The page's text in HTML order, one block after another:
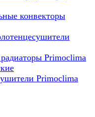
конвекторы
Primoclima
Primoclima